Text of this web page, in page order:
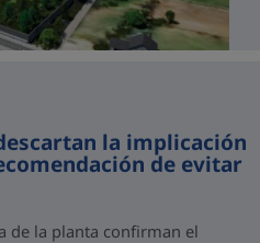
la implicación
de evitar
de la planta confirman el